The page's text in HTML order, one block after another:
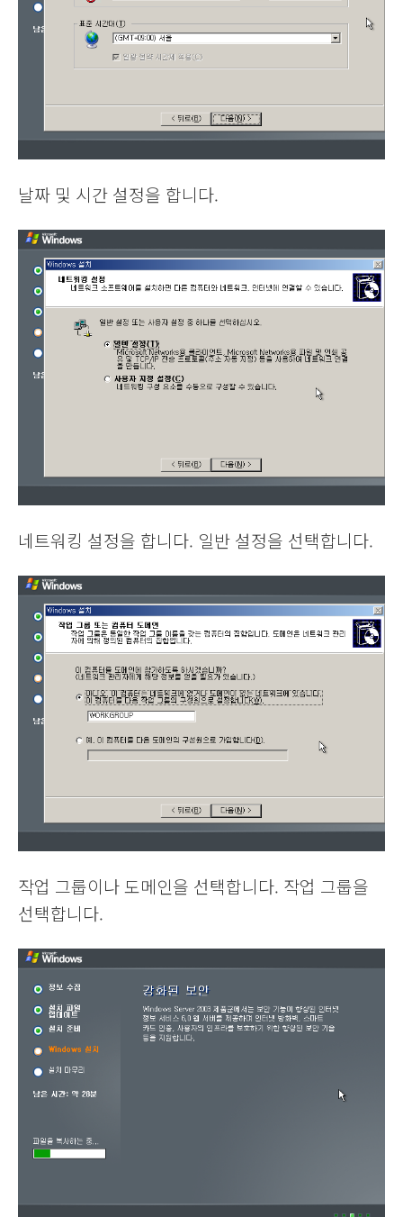
날짜 및 시간 설정을 합니다.
네트워킹 설정을 합니다. 일반 설정을 선택합니다.
작업 그룹이나 도메인을 선택합니다. 작업 그룹을
선택합니다.